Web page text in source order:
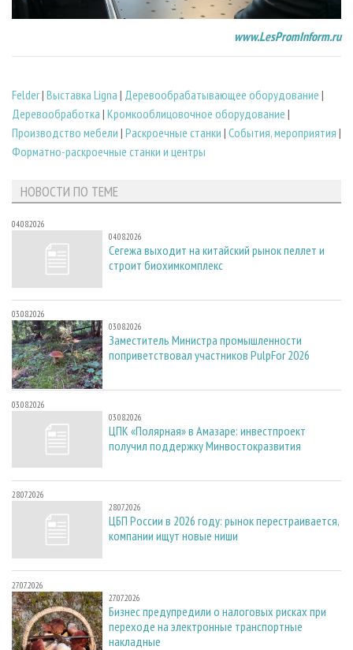
www.LesPromInform.ru
Felder| Выставка Ligna | Деревообрабатывающее оборудование |
Деревообработка | Кромкооблицовочное оборудование |
Производство мебели | Раскроечные станки | События, мероприятия |
Форматно-раскроечные станки и центры
НОВОСТИ ПО ТЕМЕ
04.08.2026
04.08.2026
Сегежа выходит на китайский рынок пеллет и
строит биохимкомплекс
03.08.2026
03.08.2026
Заместитель Министра промышленности
поприветствовал участников PulpFor 2026
03.08.2026
03.08.2026
ЦПК «Полярная» в Амазаре: инвестпроект
получил поддержку Минвостокразвития
28.07.2026
28.07.2026
ЦБП России в 2026 году: рынок перестраивается,
компании ищут новые ниши
27.07.2026
27.07.2026
Бизнес предупредили о налоговых рисках при
переходе на электронные транспортные
накладные